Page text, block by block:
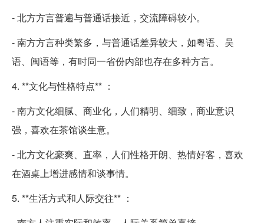
- 北方方言普遍与普通话接近，交流障碍较小。
- 南方方言种类繁多，与普通话差异较大，如粤语、吴
语、闽语等，有时同一省份内部也存在多种方言。
4. **文化与性格特点** ：
- 南方文化细腻、商业化，人们精明、细致，商业意识
强，喜欢在茶馆谈生意。
- 北方文化豪爽、直率，人们性格开朗、热情好客，喜欢
在酒桌上增进感情和谈事情。
5. **生活方式和人际交往** ：